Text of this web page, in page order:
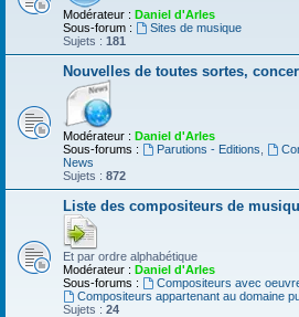
Modérateur : Daniel d'Arles
Sous-forum :
Sites de musique
Sujets : 181
Nouvelles de toutes sortes,
Modérateur : Daniel d'Arles
Sous-forums :
Parutions - Editions
News
Sujets : 872
Liste des compositeurs de
Et par ordre alphabétique
Modérateur : Daniel d'Arles
Sous-forums :
Compositeurs avec
Compositeurs appartenant au domaine
Sujets : 24